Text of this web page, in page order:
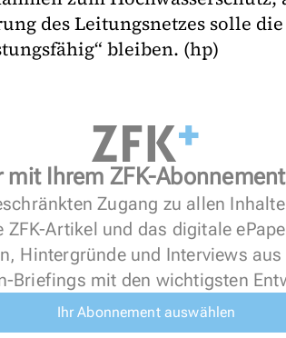
des Leitungsnetzes solle
bleiben. (hp)
mit Ihrem ZFK-Abonnement
Zugang zu allen
Artikel und das digitale
Hintergründe und Interviews
Briefings mit den wichtigsten
Ihr Abonnement auswählen